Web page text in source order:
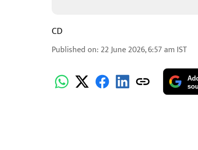
CD
Published on: 22 June 2026, 6:57 am IST